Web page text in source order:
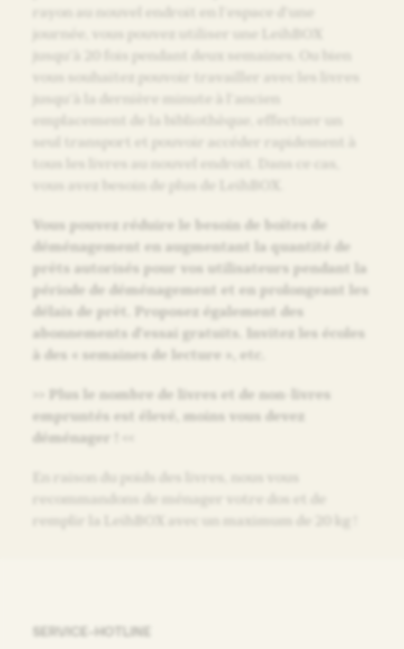
rayon au nouvel endroit en l’espace d’une
jusqu’à 20 fois pendant deux semaines. Ou bien
seul transport et pouvoir accéder rapidement à
vous avez besoin de plus de LeihBOX.
Vous pouvez réduire le besoin de boîtes de
déménagement en augmentant la quantité de
prêts autorisés pour vos utilisateurs pendant la
période de déménagement et en prolongeant les
délais de prêt. Proposez également des
abonnements d’essai gratuits. Invitez les écoles
à des « semaines de lecture », etc.
>> Plus le nombre de livres et de non-livres
empruntés est élevé, moins vous devez
déménager ! <<
En raison du poids des livres, nous vous
recommandons de ménager votre dos et de
remplir la LeihBOX avec un maximum de 20 kg !
SERVICE-HOTLINE